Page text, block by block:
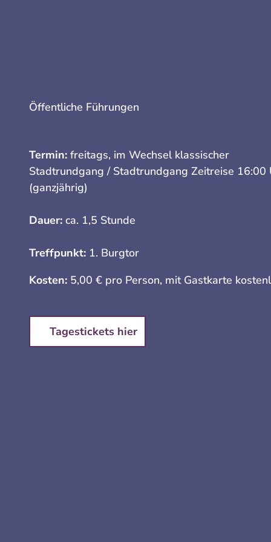
Öffentliche Führungen
Termin: freitags, im Wechsel klassischer
Stadtrundgang / Stadtrundgang Zeitreise 16:00
(ganzjährig)
Dauer: ca. 1,5 Stunde
Treffpunkt: 1. Burgtor
Kosten: 5,00 € pro Person, mit Gastkarte
Tagestickets hier